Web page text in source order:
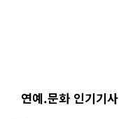
연예.문화 인기기사